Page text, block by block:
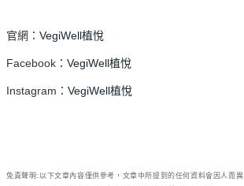
官網： VegiWell植悅
Facebook： VegiWell植悅
Instagram： VegiWell植悅
免責聲明:以下文章內容僅供參考，文章中所提到的任何資料會因人而異